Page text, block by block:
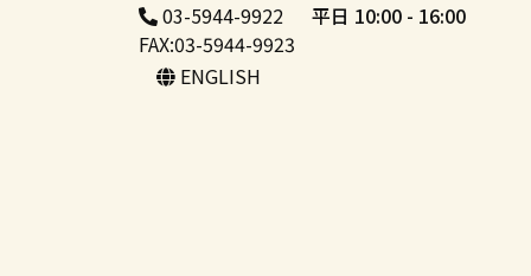
03-5944-9922
平日 10:00 - 16:00
FAX:03-5944-9923
ENGLISH